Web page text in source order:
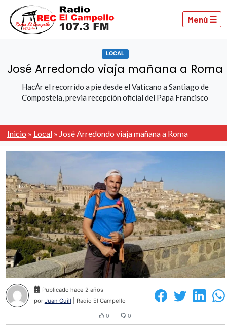
Menú ☰
LOCAL
José Arredondo viaja mañana a Roma
HacÁr el recorrido a pie desde el Vaticano a Santiago de
Compostela, previa recepción oficial del Papa Francisco
Inicio » Local» José Arredondo viaja mañana a Roma
Publicado hace 2 años
por Juan Guill | Radio El Campello
0 0